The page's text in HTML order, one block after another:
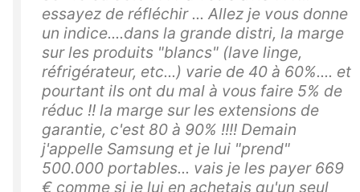
essayez de réfléchir ... Allez je vous donne
un indice....dans la grande distri, la marge
sur les produits "blancs" (lave linge,
réfrigérateur, etc...) varie de 40 à 60%.... et
pourtant ils ont du mal à vous faire 5% de
réduc !! la marge sur les extensions de
garantie, c'est 80 à 90% !!!! Demain
j'appelle Samsung et je lui "prend"
500.000 portables... vais je les payer 669
€ comme si je lui en achetais qu'un seul